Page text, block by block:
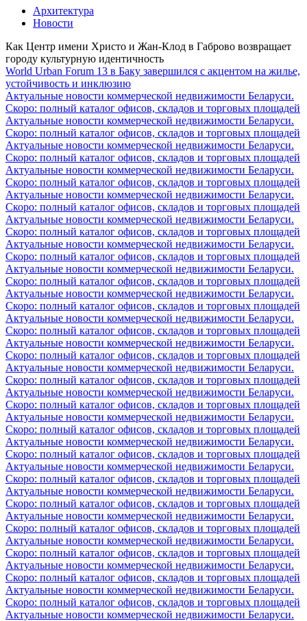
Архитектура
Новости
Как Центр имени Христо и Жан-Клод в Габрово возвращает
городу культурную идентичность
World Urban Forum 13 в Баку завершился с акцентом на жилье,
устойчивость и инклюзию
Актуальные новости коммерческой недвижимости Беларуси.
Скоро: полный каталог офисов, складов и торговых площадей
Актуальные новости коммерческой недвижимости Беларуси.
Скоро: полный каталог офисов, складов и торговых площадей
Актуальные новости коммерческой недвижимости Беларуси.
Скоро: полный каталог офисов, складов и торговых площадей
Актуальные новости коммерческой недвижимости Беларуси.
Скоро: полный каталог офисов, складов и торговых площадей
Актуальные новости коммерческой недвижимости Беларуси.
Скоро: полный каталог офисов, складов и торговых площадей
Актуальные новости коммерческой недвижимости Беларуси.
Скоро: полный каталог офисов, складов и торговых площадей
Актуальные новости коммерческой недвижимости Беларуси.
Скоро: полный каталог офисов, складов и торговых площадей
Актуальные новости коммерческой недвижимости Беларуси.
Скоро: полный каталог офисов, складов и торговых площадей
Актуальные новости коммерческой недвижимости Беларуси.
Скоро: полный каталог офисов, складов и торговых площадей
Актуальные новости коммерческой недвижимости Беларуси.
Скоро: полный каталог офисов, складов и торговых площадей
Актуальные новости коммерческой недвижимости Беларуси.
Скоро: полный каталог офисов, складов и торговых площадей
Актуальные новости коммерческой недвижимости Беларуси.
Скоро: полный каталог офисов, складов и торговых площадей
Актуальные новости коммерческой недвижимости Беларуси.
Скоро: полный каталог офисов, складов и торговых площадей
Актуальные новости коммерческой недвижимости Беларуси.
Скоро: полный каталог офисов, складов и торговых площадей
Актуальные новости коммерческой недвижимости Беларуси.
Скоро: полный каталог офисов, складов и торговых площадей
Актуальные новости коммерческой недвижимости Беларуси.
Скоро: полный каталог офисов, складов и торговых площадей
Актуальные новости коммерческой недвижимости Беларуси.
Скоро: полный каталог офисов, складов и торговых площадей
Актуальные новости коммерческой недвижимости Беларуси.
Скоро: полный каталог офисов, складов и торговых площадей
Актуальные новости коммерческой недвижимости Беларуси.
Скоро: полный каталог офисов, складов и торговых площадей
Актуальные новости коммерческой недвижимости Беларуси.
Скоро: полный каталог офисов, складов и торговых площадей
Актуальные новости коммерческой недвижимости Беларуси.
Скоро: полный каталог офисов, складов и торговых площадей
Актуальные новости коммерческой недвижимости Беларуси.